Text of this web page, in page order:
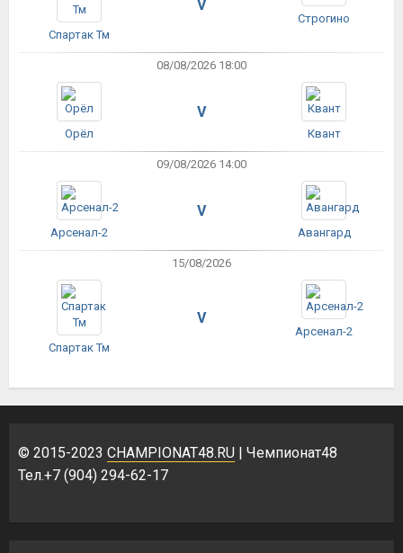
Спартак Тм
V
Строгино
08/08/2026 18:00
Орёл
V
Квант
09/08/2026 14:00
Арсенал-2
V
Авангард
15/08/2026
Спартак Тм
V
Арсенал-2
© 2015-2023 CHAMPIONAT48.RU | Чемпионат48
Тел.+7 (904) 294-62-17